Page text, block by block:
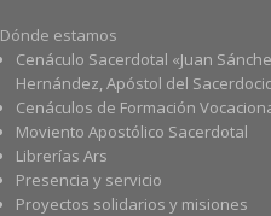
Dónde estamos
Cenáculo Sacerdotal «Juan
Hernández, Apóstol del
Cenáculos de Formación
Moviento Apostólico Sacerdotal
Librerías Ars
Presencia y servicio
Proyectos solidarios y misiones